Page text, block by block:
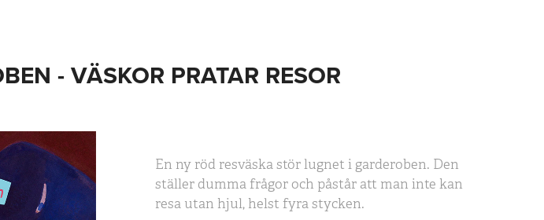
- VÄSKOR PRATAR RESOR
En ny röd resväska stör lugnet i garderoben. Den
ställer dumma frågor och påstår att man inte kan
resa utan hjul, helst fyra stycken.